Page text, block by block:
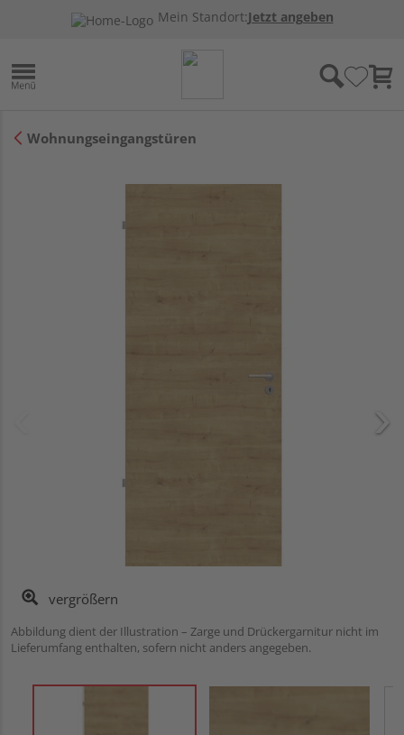
Mein Standort:Jetzt angeben
Wohnungseingangstüren
vergrößern
Abbildung dient der Illustration – Zarge und Drückergarnitur nicht im
Lieferumfang enthalten, sofern nicht anders angegeben.